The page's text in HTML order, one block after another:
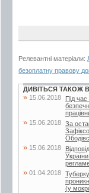
Релевантні матеріали:
безоплатну правову
ДИВІТЬСЯ ТАКОЖ В
» 15.06.2018
Під
» 15.06.2018 За
» 15.06.2018
» 01.04.2018
(у